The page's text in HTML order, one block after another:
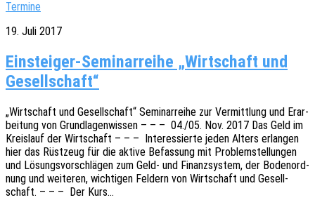
Termine
19. Juli 2017
Einsteiger-Seminarreihe „Wirtschaft und
Gesellschaft“
„Wirt­schaft und Gesell­schaft“ Semi­nar­rei­he zur Vermitt­lung und Erar­
bei­tung von Grund­la­gen­wis­sen – – – 04./05. Nov. 2017 Das Geld im
Kreis­lauf der Wirt­schaft – – – Inter­es­sier­te jeden Alters erlan­gen
hier das Rüst­zeug für die aktive Befas­sung mit Problem­stel­lun­gen
und Lösungs­vor­schlä­gen zum Geld- und Finanz­sys­tem, der Boden­ord­
nung und weite­ren, wich­ti­gen Feldern von Wirt­schaft und Gesell­
schaft. – – – Der Kurs…